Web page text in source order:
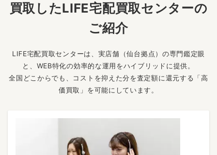
買取したLIFE宅配買取センターの
ご紹介
LIFE宅配買取センターは、実店舗（仙台拠点）の専門鑑定眼
と、WEB特化の効率的な運用をハイブリッドに提供。
全国どこからでも、コストを抑えた分を査定額に還元する「高
価買取」を可能にしています。